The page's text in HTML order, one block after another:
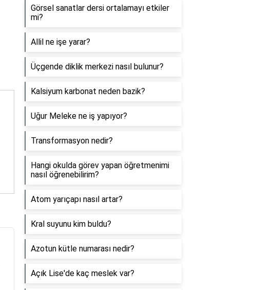
Görsel sanatlar dersi ortalamayı etkiler
mi?
Allil ne işe yarar?
Üçgende diklik merkezi nasıl bulunur?
Kalsiyum karbonat neden bazik?
Uğur Meleke ne iş yapıyor?
Transformasyon nedir?
Hangi okulda görev yapan öğretmenimi
nasıl öğrenebilirim?
Atom yarıçapı nasıl artar?
Kral suyunu kim buldu?
Azotun kütle numarası nedir?
Açık Lise'de kaç meslek var?